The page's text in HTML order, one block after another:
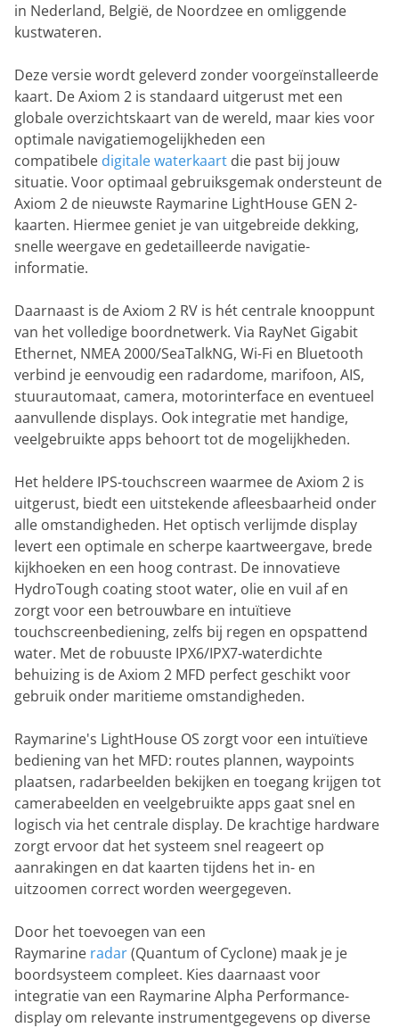
in Nederland, België, de Noordzee en omliggende
kustwateren.
Deze versie wordt geleverd zonder voorgeïnstalleerde
kaart. De Axiom 2 is standaard uitgerust met een
globale overzichtskaart van de wereld, maar kies voor
optimale navigatiemogelijkheden een
compatibele digitale waterkaart die past bij jouw
situatie. Voor optimaal gebruiksgemak ondersteunt de
Axiom 2 de nieuwste Raymarine LightHouse GEN 2-
kaarten. Hiermee geniet je van uitgebreide dekking,
snelle weergave en gedetailleerde navigatie-
informatie.
Daarnaast is de Axiom 2 RV is hét centrale knooppunt
van het volledige boordnetwerk. Via RayNet Gigabit
Ethernet, NMEA 2000/SeaTalkNG, Wi-Fi en Bluetooth
verbind je eenvoudig een radardome, marifoon, AIS,
stuurautomaat, camera, motorinterface en eventueel
aanvullende displays. Ook integratie met handige,
veelgebruikte apps behoort tot de mogelijkheden.
Het heldere IPS-touchscreen waarmee de Axiom 2 is
uitgerust, biedt een uitstekende afleesbaarheid onder
alle omstandigheden. Het optisch verlijmde display
levert een optimale en scherpe kaartweergave, brede
kijkhoeken en een hoog contrast. De innovatieve
HydroTough coating stoot water, olie en vuil af en
zorgt voor een betrouwbare en intuïtieve
touchscreenbediening, zelfs bij regen en opspattend
water. Met de robuuste IPX6/IPX7-waterdichte
behuizing is de Axiom 2 MFD perfect geschikt voor
gebruik onder maritieme omstandigheden.
Raymarine's LightHouse OS zorgt voor een intuïtieve
bediening van het MFD: routes plannen, waypoints
plaatsen, radarbeelden bekijken en toegang krijgen tot
camerabeelden en veelgebruikte apps gaat snel en
logisch via het centrale display. De krachtige hardware
zorgt ervoor dat het systeem snel reageert op
aanrakingen en dat kaarten tijdens het in- en
uitzoomen correct worden weergegeven.
Door het toevoegen van een
Raymarine radar(Quantum of Cyclone) maak je je
boordsysteem compleet. Kies daarnaast voor
integratie van een Raymarine Alpha Performance-
display om relevante instrumentgegevens op diverse